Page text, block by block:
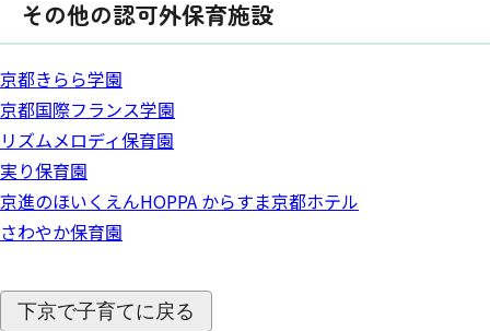
その他の認可外保育施設
京都きらら学園
京都国際フランス学園
リズムメロディ保育園
実り保育園
京進のほいくえんHOPPA からすま京都ホテル
さわやか保育園
下京で子育てに戻る